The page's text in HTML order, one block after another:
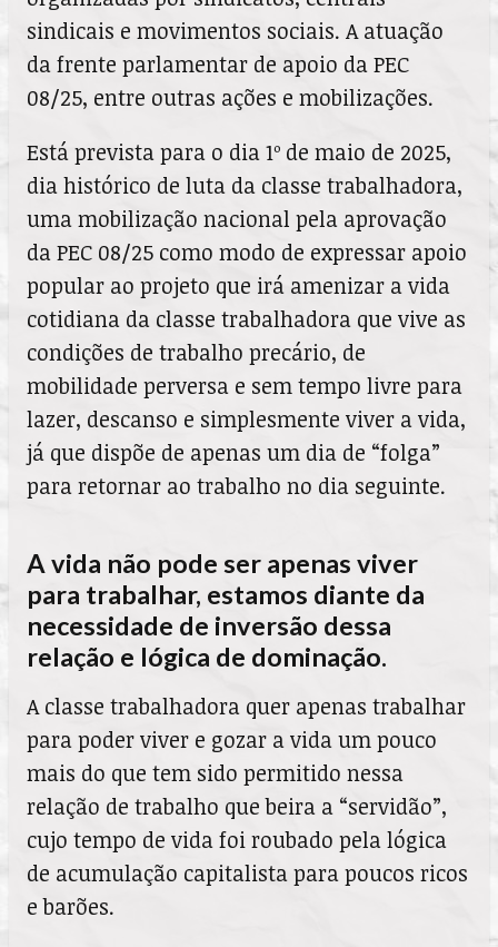
sindicais e movimentos sociais. A atuação
da frente parlamentar de apoio da PEC
08/25, entre outras ações e mobilizações.
Está prevista para o dia 1º de maio de 2025,
dia histórico de luta da classe trabalhadora,
uma mobilização nacional pela aprovação
da PEC 08/25 como modo de expressar apoio
popular ao projeto que irá amenizar a vida
cotidiana da classe trabalhadora que vive as
condições de trabalho precário, de
mobilidade perversa e sem tempo livre para
lazer, descanso e simplesmente viver a vida,
já que dispõe de apenas um dia de “folga”
para retornar ao trabalho no dia seguinte.
A vida não pode ser apenas viver
para trabalhar, estamos diante da
necessidade de inversão dessa
relação e lógica de dominação.
A classe trabalhadora quer apenas trabalhar
para poder viver e gozar a vida um pouco
mais do que tem sido permitido nessa
relação de trabalho que beira a “servidão”,
cujo tempo de vida foi roubado pela lógica
de acumulação capitalista para poucos ricos
e barões.